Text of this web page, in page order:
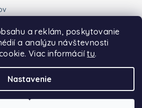
a reklám, poskytovanie
a analýzu návštevnosti
Viac informáciítu.
Nastavenie
. Všetky práva vyhradené.Upraviť
cookies